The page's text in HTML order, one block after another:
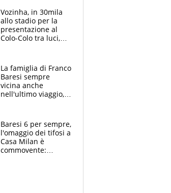
Vozinha, in 30mila
allo stadio per la
presentazione al
Colo-Colo tra luci,
La famiglia di Franco
Baresi sempre
vicina anche
nell'ultimo viaggio,
circondati
dall'affetto dei tifosi
Baresi 6 per sempre,
l'omaggio dei tifosi a
Casa Milan è
commovente: